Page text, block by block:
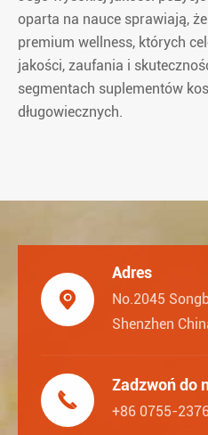
oparta na nauce sprawiają,
premium wellness, których
jakości, zaufania i
segmentach suplementów
długowiecznych.

Adres
No.2045
Shenzhen

Zadzwoń do
+86 0755-